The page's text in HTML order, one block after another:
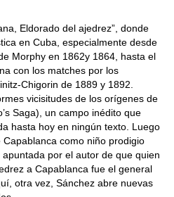
Eldorado del ajedrez”, donde
en Cuba, especialmente desde
Morphy en 1862y 1864, hasta el
con los matches por los
Chigorin de 1889 y 1892.
vicisitudes de los orígenes de
Saga), un campo inédito que
hasta hoy en ningún texto. Luego
como niño prodigio
por el autor de que quien
a Capablanca fue el general
otra vez, Sánchez abre nuevas